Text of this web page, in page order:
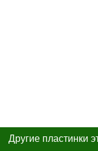
Другие пластинки